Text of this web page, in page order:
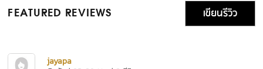
FEATURED REVIEWS เขียนรีวิว
jayapa